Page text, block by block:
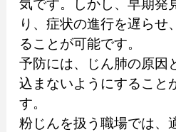
気です。しかし、早期発
り、症状の進行を遅らせ
ることが可能です。
予防には、じん肺の原因
込まないようにすること
す。
粉じんを扱う職場では、